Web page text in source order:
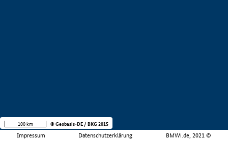
Impressum Datenschutzerklärung BMWi.de, 2021 ©
100 km © Geobasis-DE / BKG 2015